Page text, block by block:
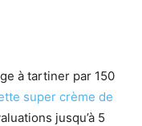
à tartiner par 150
super crème de
jusqu’à 5